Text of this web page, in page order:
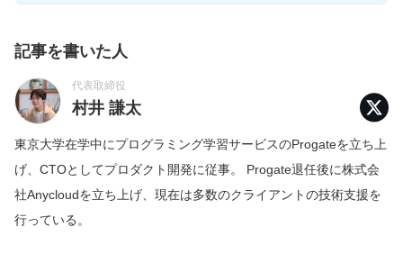
記事を書いた人
代表取締役
村井 謙太
東京大学在学中にプログラミング学習サービスのProgateを立ち上
げ、CTOとしてプロダクト開発に従事。 Progate退任後に株式会
社Anycloudを立ち上げ、現在は多数のクライアントの技術支援を
行っている。